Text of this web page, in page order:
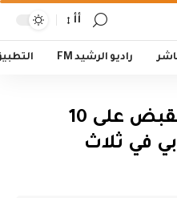
أأ
راديو الرشيد FM
الاستخبارات تلقي القبض على 10
في ثلاث